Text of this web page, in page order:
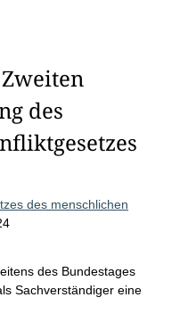
des
des menschlichen
des Bundestages
Sachverständiger eine